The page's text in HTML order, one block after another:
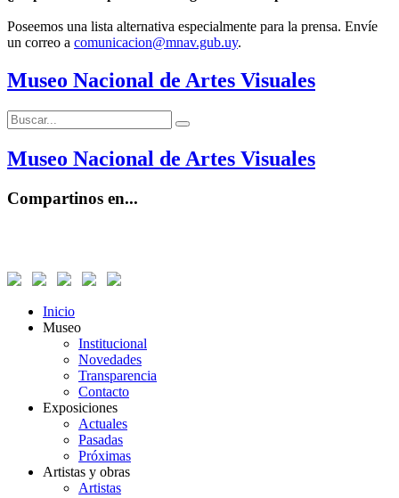
Poseemos una lista alternativa especialmente para la prensa. Envíe
un correo a comunicacion@mnav.gub.uy.
Museo Nacional de Artes Visuales
Buscar:
Buscar
Museo Nacional de Artes Visuales
Compartinos en...
Inicio
Museo
Institucional
Novedades
Transparencia
Contacto
Exposiciones
Actuales
Pasadas
Próximas
Artistas y obras
Artistas